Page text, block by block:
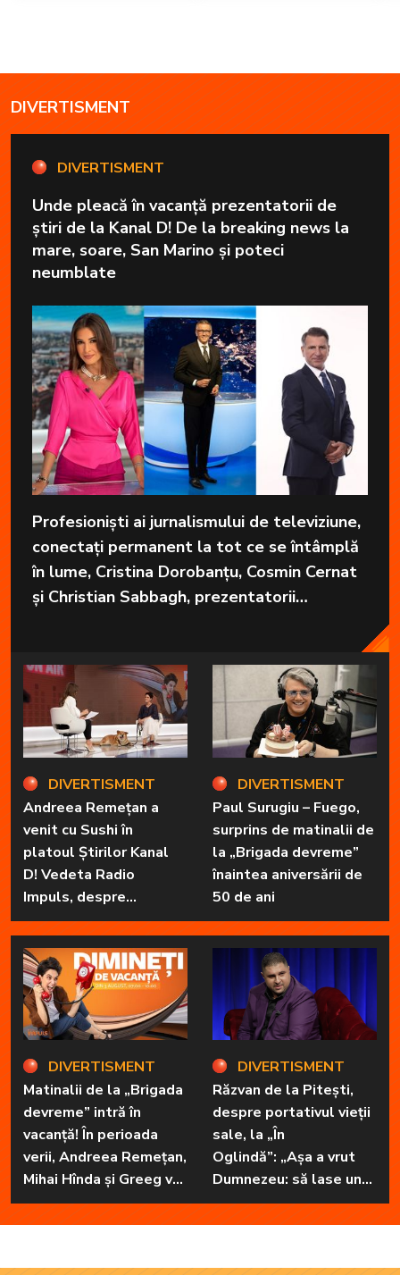
DIVERTISMENT
DIVERTISMENT
Unde pleacă în vacanță prezentatorii de
știri de la Kanal D! De la breaking news la
mare, soare, San Marino și poteci
neumblate
Profesioniști ai jurnalismului de televiziune,
conectați permanent la tot ce se întâmplă
în lume, Cristina Dorobanțu, Cosmin Cernat
și Christian Sabbagh, prezentatorii
în fața telespectatorilor.
DIVERTISMENT
Andreea Remețan a
venit cu Sushi în
platoul Știrilor Kanal
D! Vedeta Radio
Impuls, despre
„Dimineți de vacanță” și
prietena sa
necuvântătoare
DIVERTISMENT
Matinalii de la „Brigada
devreme” intră în
vacanță! În perioada
verii, Andreea Remețan,
Mihai Hînda și Greeg vor
da, pe rând, trezirea cu
„Dimineți de vacanță”
DIVERTISMENT
Paul Surugiu – Fuego,
surprins de matinalii de
la „Brigada devreme”
înaintea aniversării de
50 de ani
DIVERTISMENT
Răzvan de la Pitești,
despre portativul vieții
sale, la „În
Oglindă”: „Așa a vrut
Dumnezeu: să lase unul
în familie cu har, harul
de a cânta, să poată să
lipsește”